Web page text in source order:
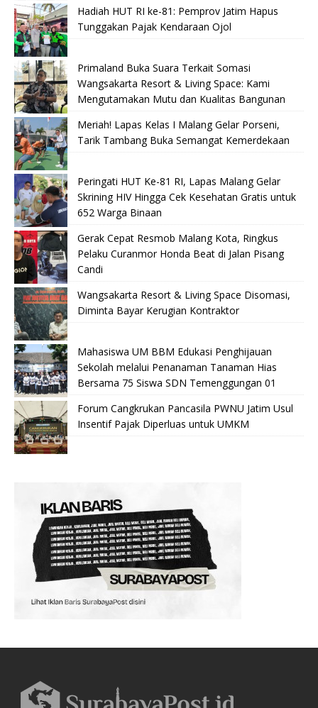
Hadiah HUT RI ke-81: Pemprov Jatim Hapus
Tunggakan Pajak Kendaraan Ojol
Primaland Buka Suara Terkait Somasi
Wangsakarta Resort & Living Space: Kami
Mengutamakan Mutu dan Kualitas Bangunan
Meriah! Lapas Kelas I Malang Gelar Porseni,
Tarik Tambang Buka Semangat Kemerdekaan
Peringati HUT Ke-81 RI, Lapas Malang Gelar
Skrining HIV Hingga Cek Kesehatan Gratis untuk
652 Warga Binaan
Gerak Cepat Resmob Malang Kota, Ringkus
Pelaku Curanmor Honda Beat di Jalan Pisang
Candi
Wangsakarta Resort & Living Space Disomasi,
Diminta Bayar Kerugian Kontraktor
Mahasiswa UM BBM Edukasi Penghijauan
Sekolah melalui Penanaman Tanaman Hias
Bersama 75 Siswa SDN Temenggungan 01
Forum Cangkrukan Pancasila PWNU Jatim Usul
Insentif Pajak Diperluas untuk UMKM